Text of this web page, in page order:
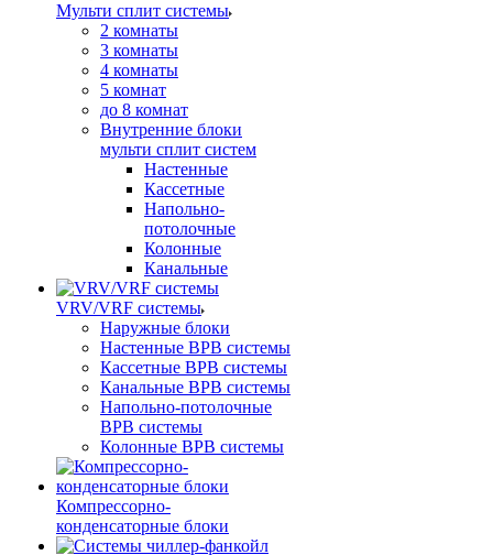
Мульти сплит системы
2 комнаты
3 комнаты
4 комнаты
5 комнат
до 8 комнат
Внутренние блоки
мульти сплит систем
Настенные
Кассетные
Напольно-
потолочные
Колонные
Канальные
VRV/VRF системы
Наружные блоки
Настенные ВРВ системы
Кассетные ВРВ системы
Канальные ВРВ системы
Напольно-потолочные
ВРВ системы
Колонные ВРВ системы
Компрессорно-
конденсаторные блоки